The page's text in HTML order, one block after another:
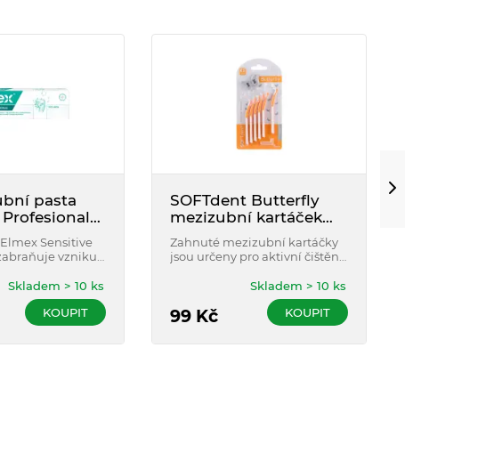
pasta
Sensitive
vzniku
díky
Pro-
Skladem > 10 ks
KOUPIT
SOFTdent Butterfly
mezizubní kartáček
zahnutý XS 6ks
Zahnuté mezizubní kartáčky
jsou určeny pro aktivní čištění
99Kč
Skladem > 10 ks
KOUPIT